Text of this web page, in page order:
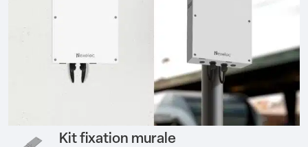
Kit fixation murale